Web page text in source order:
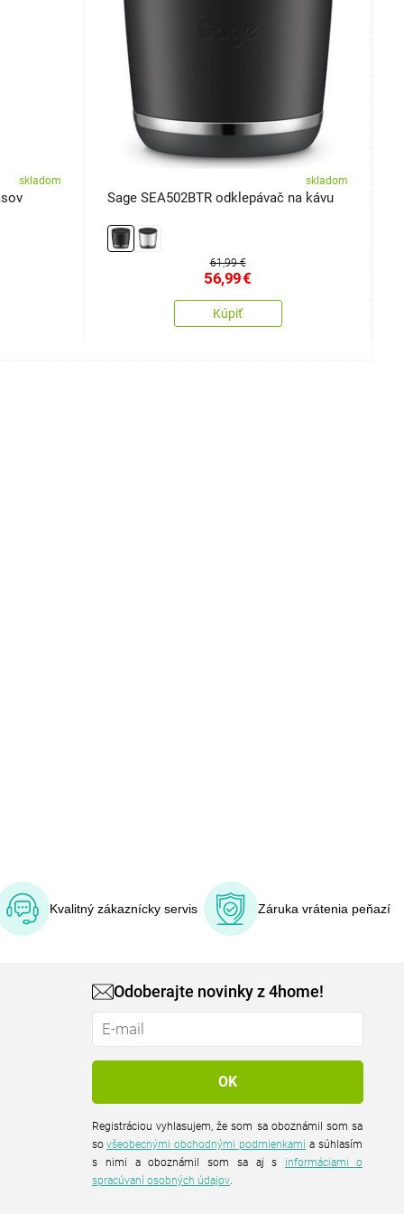
skladom skladom
Sage SEA502BTR odklepávač na kávu
61,99 €
56,99€
Kúpiť
Kvalitný zákaznícky servis Záruka vrátenia peňazí
Odoberajte novinky z 4home!
Registráciou vyhlasujem, že som sa oboznámil som sa
sovšeobecnými obchodnými podmienkami a súhlasím
s nimi a oboznámil som sa aj s informáciami o
spracúvaní osobných údajov.